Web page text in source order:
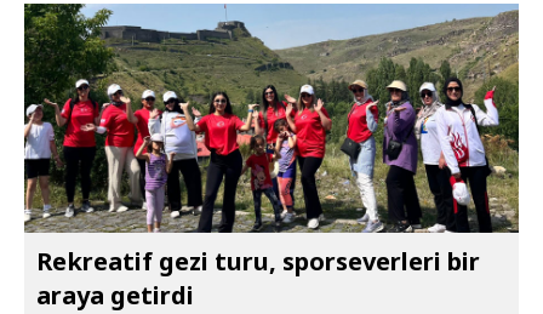
Rekreatif gezi turu, sporseverleri bir
araya getirdi